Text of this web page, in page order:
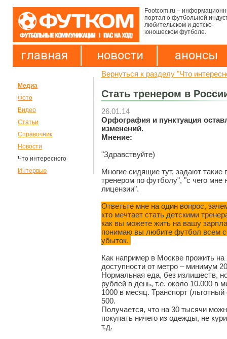
Footcom.ru –
портал о футбольной
любительском и детско-
юношеском футболе.
главная новости анонсы
Медиа
Фото
Видео
Статьи
Справочник
Новости
Что интересного
Интервью
Вернуться к разделу "Что
Стать тренером в
26.01.14
Орфография и пунктуация
изменений.
Мнение:
"Здравствуйте)
Многие сидящие тут, задают такие
тренером по футболу", "с чего мне
лицензии".
Ответьте мне на один вопрос,
кто мечтает стать детскими
как вы можете жить на вашу
понимаю вы любите футбол всем
убыток.
Как например в Москве прожить
доступности от метро – минимум
Нормальная еда, без излишеств,
рублей в день, т.е. около 10.000 в
1000 в месяц. Транспорт
500.
Получается, что на 30 тысячи
покупать ничего из одежды, не
т.д.